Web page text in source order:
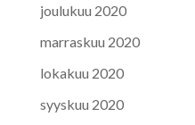
joulukuu 2020
marraskuu 2020
lokakuu 2020
syyskuu 2020